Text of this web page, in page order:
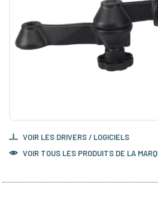
VOIR LES DRIVERS / LOGICIELS
VOIR TOUS LES PRODUITS DE LA